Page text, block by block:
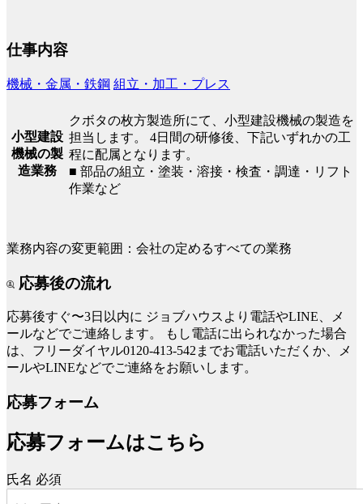
仕事内容
機械・金属・鉄鋼 組立・加工・プレス
小型建設
機械の製
造業務
クボタの枚方製造所にて、小型建設機械の製造を
担当します。 4日間の研修後、下記いずれかの工
程に配属となります。
■ 部品の組立・塗装・溶接・検査・調達・リフト
作業など
業務内容の変更範囲：会社の定めるすべての業務
応募後の流れ
応募後すぐ〜3日以内に ジョブハウスより電話やLINE、メ
ールなどでご連絡します。
もし電話に出られなかった場合
は、フリーダイヤル0120-413-542までお電話いただくか、メ
ールやLINEなどでご連絡をお願いします。
応募フォーム
応募フォームはこちら
氏名 必須